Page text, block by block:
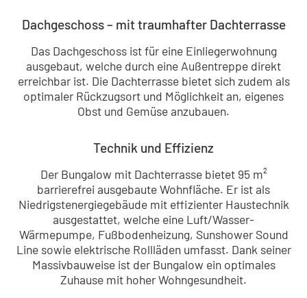
Dachgeschoss – mit traumhafter Dachterrasse
Das Dachgeschoss ist für eine Einliegerwohnung
ausgebaut, welche durch eine Außentreppe direkt
erreichbar ist. Die Dachterrasse bietet sich zudem als
optimaler Rückzugsort und Möglichkeit an, eigenes
Obst und Gemüse anzubauen.
Technik und Effizienz
Der Bungalow mit Dachterrasse bietet 95 m²
barrierefrei ausgebaute Wohnfläche. Er ist als
Niedrigstenergiegebäude mit effizienter Haustechnik
ausgestattet, welche eine Luft/Wasser-
Wärmepumpe, Fußbodenheizung, Sunshower Sound
Line sowie elektrische Rollläden umfasst. Dank seiner
Massivbauweise ist der Bungalow ein optimales
Zuhause mit hoher Wohngesundheit.